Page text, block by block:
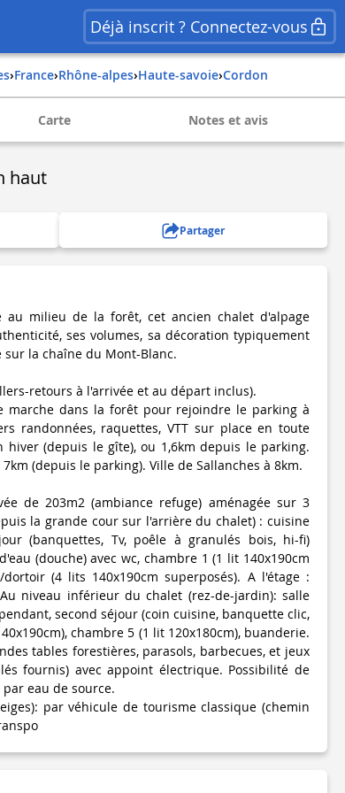
Déjà inscrit ? Connectez-vous
› france› rhône-alpes› haute-savoie› cordon
Carte Notes et avis
haut
Partager
au milieu de la forêt, cet ancien chalet d'alpage
ses volumes, sa décoration typiquement
la chaîne du Mont-Blanc.
retours à l'arrivée et au départ inclus).
marche dans la forêt pour rejoindre le parking à
randonnées, raquettes, VTT sur place en toute
hiver (depuis le gîte), ou 1,6km depuis le parking.
(depuis le parking). Ville de Sallanches à 8km.
de 203m2 (ambiance refuge) aménagée sur 3
la grande cour sur l'arrière du chalet) : cuisine
(banquettes, Tv, poêle à granulés bois, hi-fi)
(douche) avec wc, chambre 1 (1 lit 140x190cm
(4 lits 140x190cm superposés). A l'étage :
niveau inférieur du chalet (rez-de-jardin): salle
second séjour (coin cuisine, banquette clic,
chambre 5 (1 lit 120x180cm), buanderie.
tables forestières, parasols, barbecues, et jeux
fournis) avec appoint électrique. Possibilité de
eau de source.
par véhicule de tourisme classique (chemin